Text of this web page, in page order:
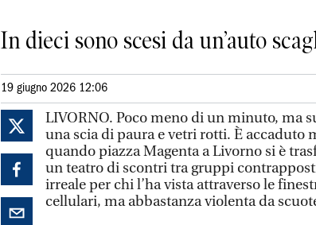
In dieci sono scesi da un’auto
19 giugno 2026 12:06
LIVORNO. Poco meno di un minuto, ma
una scia di paura e vetri rotti. È accaduto
quando piazza Magenta a Livorno si è
un teatro di scontri tra gruppi
irreale per chi l’ha vista attraverso le
cellulari, ma abbastanza violenta da